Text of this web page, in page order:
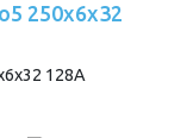
250x6x32